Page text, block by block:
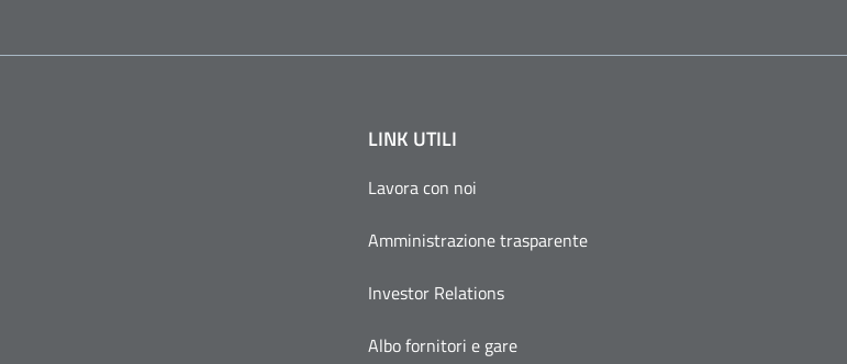
LINK UTILI
Lavora con noi
Amministrazione trasparente
Investor Relations
Albo fornitori e gare